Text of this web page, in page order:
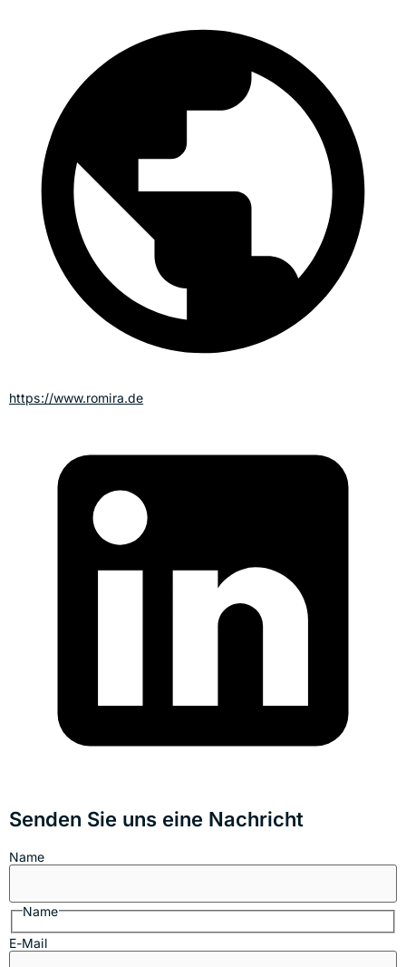
https://www.romira.de
Senden Sie uns eine Nachricht
Name
Name
E-Mail